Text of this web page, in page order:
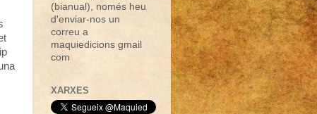
(bianual), només heu
d'enviar-nos un
correu a
maquiedicions gmail
com
XARXES